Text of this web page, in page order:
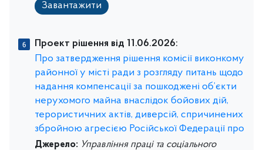
Завантажити
Проект рішення від 11.06.2026:
Про затвердження рішення комісії виконкому
районної у місті ради з розгляду питань щодо
надання компенсації за пошкоджені об’єкти
нерухомого майна внаслідок бойових дій,
терористичних актів, диверсій, спричинених
збройною агресією Російської Федерації про
Джерело: Управління праці та соціального